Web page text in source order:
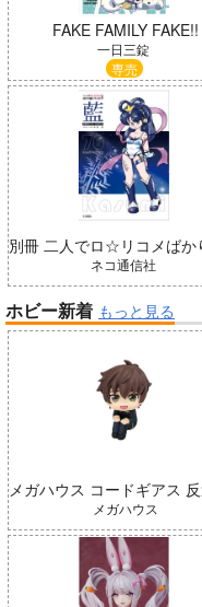
「ポケモン feat. 初音ミク VO
LTAGE Live！」Blu-ray特装
盤
FAKE FAMILY FAKE!!
一日三錠
専売
ネコ通信社
ホビー新着 もっと見る
メガハウス